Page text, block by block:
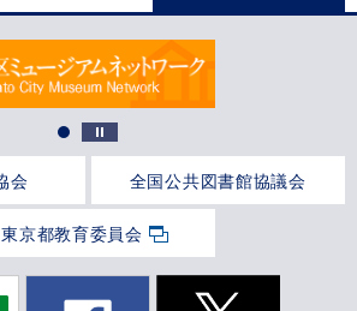
会 全国公共図書館協議会
東京都教育委員会